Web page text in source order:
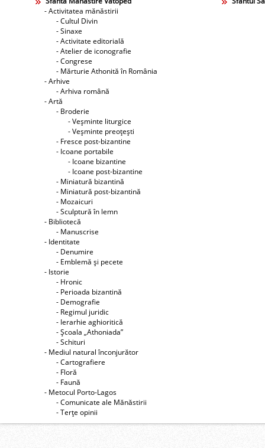
- Activitatea mănăstirii
- Cultul Divin
- Sinaxe
- Activitate editorială
- Atelier de iconografie
- Congrese
- Mărturie Athonită în România
- Arhive
- Arhiva română
- Artă
- Broderie
- Veşminte liturgice
- Veşminte preoţeşti
- Fresce post-bizantine
- Icoane portabile
- Icoane bizantine
- Icoane post-bizantine
- Miniatură bizantină
- Miniatură post-bizantină
- Mozaicuri
- Sculptură în lemn
- Bibliotecă
- Manuscrise
- Identitate
- Denumire
- Emblemă şi pecete
- Istorie
- Hronic
- Perioada bizantină
- Demografie
- Regimul juridic
- Ierarhie aghioritică
- Şcoala „Athoniada”
- Schituri
- Mediul natural înconjurător
- Cartografiere
- Floră
- Faună
- Metocul Porto-Lagos
- Comunicate ale Mănăstirii
- Terţe opinii